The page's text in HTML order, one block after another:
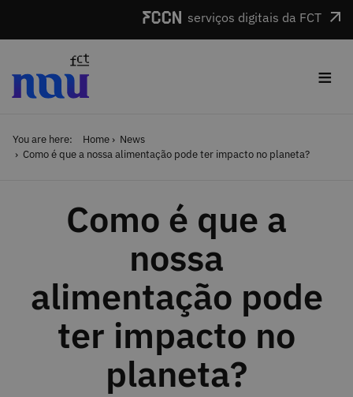
serviços digitais da FCT
≡
You are here: Home
News
Como é que a nossa alimentação pode ter impacto no planeta?
Como é que a
nossa
alimentação pode
ter impacto no
planeta?